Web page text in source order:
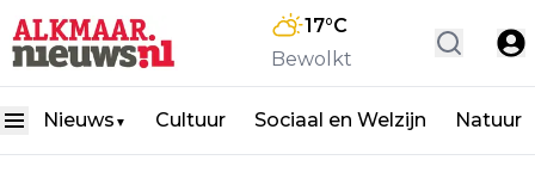
17°C
Bewolkt
Nieuws ▼ Cultuur Sociaal en Welzijn Natuur